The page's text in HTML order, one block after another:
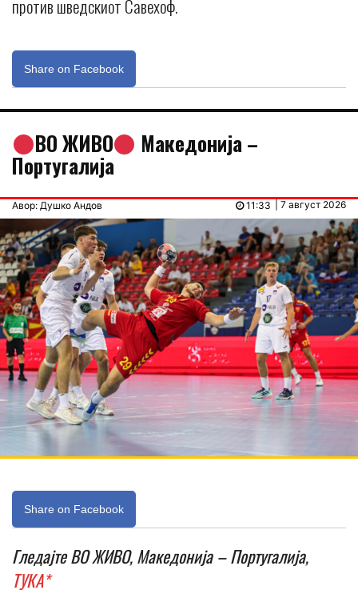
против шведскиот Савехоф.
Share on Facebook
ВО ЖИВО Македонија –
Португалија
Авор: Душко Андов | 7 август 2026
11:33
Share on Facebook
Гледајте ВО ЖИВО, Македонија – Португалија,
ТУКА*